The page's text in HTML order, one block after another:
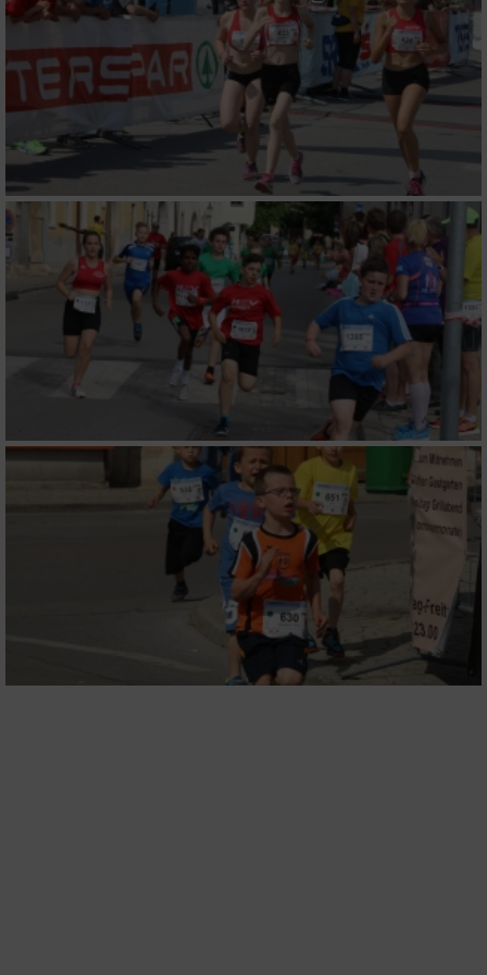
Nicht-IAB-Verarbeitungszwecke:
Notwendig
Funktional
Werbung